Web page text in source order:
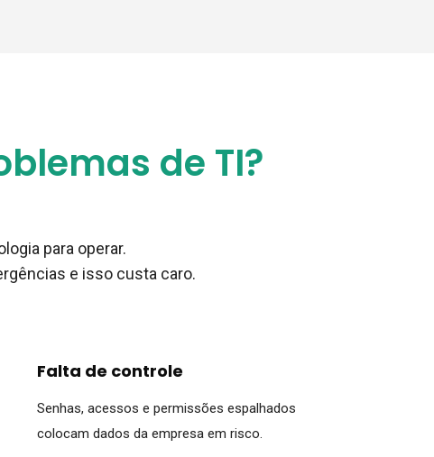
de TI?
para operar.
e isso custa caro.
Falta de controle
Senhas, acessos e permissões espalhados
colocam dados da empresa em risco.